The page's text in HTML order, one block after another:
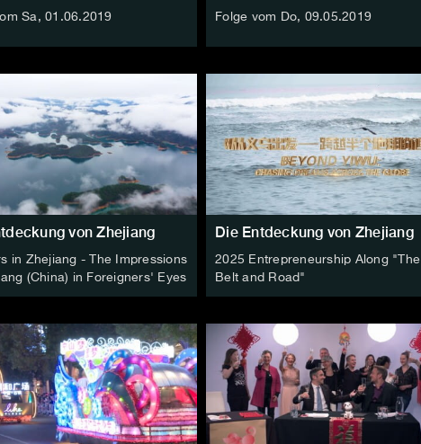
Sa, 01.06.2019 Folge vom Do, 09.05.2019
von Zhejiang
in Zhejiang - The Impressions
(China) in Foreigners' Eyes
Die Entdeckung von Zhejiang
2025 Entrepreneurship Along "The
Belt and Road"